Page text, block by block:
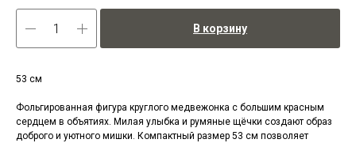
В корзину
53 см
Фольгированная фигура круглого медвежонка с большим красным
сердцем в объятиях. Милая улыбка и румяные щёчки создают образ
доброго и уютного мишки. Компактный размер 53 см позволяет